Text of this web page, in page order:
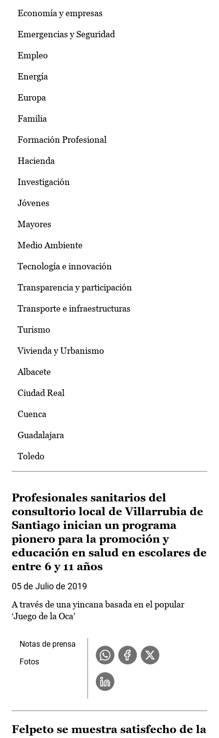
Economía y empresas
Emergencias y Seguridad
Empleo
Energía
Europa
Familia
Formación Profesional
Hacienda
Investigación
Jóvenes
Mayores
Medio Ambiente
Tecnología e innovación
Transparencia y participación
Transporte e infraestructuras
Turismo
Vivienda y Urbanismo
Albacete
Ciudad Real
Cuenca
Guadalajara
Toledo
Profesionales sanitarios del
consultorio local de Villarrubia de
Santiago inician un programa
pionero para la promoción y
educación en salud en escolares de
entre 6 y 11 años
05 de Julio de 2019
A través de una yincana basada en el popular
‘Juego de la Oca’
Notas de prensa
Fotos
Felpeto se muestra satisfecho de la